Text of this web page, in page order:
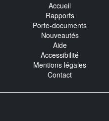
Accueil
Rapports
Porte-documents
Nouveautés
Aide
Accessibilité
Mentions légales
Contact